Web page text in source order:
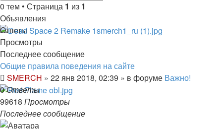
0 тем • Страница 1 из 1
Объявления
Ответы
Просмотры
Последнее сообщение
Общие правила поведения на сайте
SMERCH » 22 янв 2018, 02:39 » в форуме Важно!
0Ответы
99618 Просмотры
Последнее сообщение